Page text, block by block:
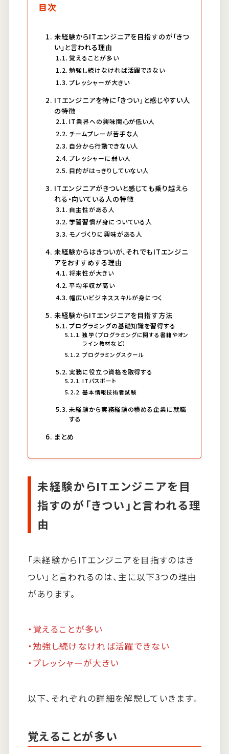
目次
未経験からITエンジニアを目指すのが「きつ
い」と言われる理由
覚えることが多い
勉強し続けなければ活躍できない
プレッシャーが大きい
ITエンジニアを特に「きつい」と感じやすい人
の特徴
IT業界への興味関心が低い人
チームプレーが苦手な人
自分から行動できない人
プレッシャーに弱い人
目的がはっきりしていない人
ITエンジニアがきついと感じても乗り越えら
れる・向いている人の特徴
自主性がある人
学習習慣が身についている人
モノづくりに興味がある人
未経験からはきついが、それでもITエンジニ
アをおすすめする理由
将来性が大きい
平均年収が高い
幅広いビジネススキルが身につく
未経験からITエンジニアを目指す方法
プログラミングの基礎知識を習得する
独学（プログラミングに関する書籍やオン
ライン教材など）
プログラミングスクール
実務に役立つ資格を取得する
ITパスポート
基本情報技術者試験
未経験から実務経験の積める企業に就職
する
まとめ
未経験からITエンジニアを目
指すのが「きつい」と言われる理
由
「未経験からITエンジニアを目指すのはき
つい」と言われるのは、主に以下3つの理由
があります。
・覚えることが多い
・勉強し続けなければ活躍できない
・プレッシャーが大きい
以下、それぞれの詳細を解説していきます。
覚えることが多い